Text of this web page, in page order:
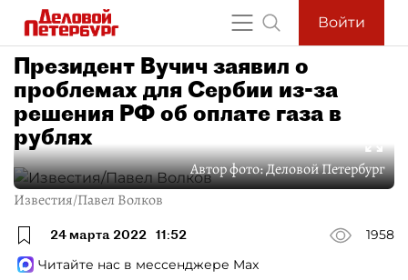
Войти
Президент Вучич заявил о
проблемах для Сербии из-за
решения РФ об оплате газа в
рублях
Автор фото:Деловой Петербург
Известия/Павел Волков
24 марта 2022 11:52
1958
Читайте нас в мессенджере Max